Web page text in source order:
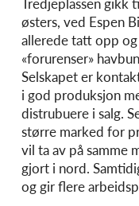
østers, ved Espen
allerede tatt opp
«forurenser»
Selskapet er
i god produksjon
distrubuere i salg.
større marked for
vil ta av på samme
gjort i nord.
og gir flere